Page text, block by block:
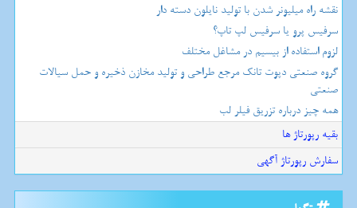
نقشه راه میلیونر شدن با تولید نایلون دسته دار
سرفیس پرو یا سرفیس لپ تاپ؟
لزوم استفاده از بیسیم در مشاغل مختلف
گروه صنعتی دپوت تانک مرجع طراحی و تولید مخازن ذخیره و حمل سیالات
صنعتی
همه چیز درباره تزریق فیلر لب
بقیه رپورتاژ ها
سفارش رپورتاژ آگهی